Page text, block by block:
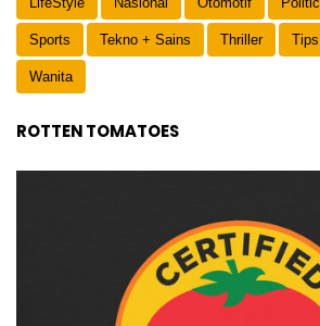
Sports Tekno + Sains Thriller Tips
Wanita
ROTTEN TOMATOES